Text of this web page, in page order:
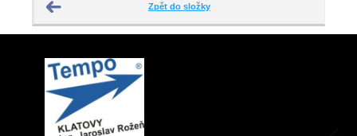
Zpět do složky